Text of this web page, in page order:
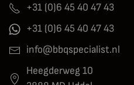
+31 (0)6 45 40 47 43
+31 (0)6 45 40 47 43
info@bbqspecialist.nl
Heegderweg 10